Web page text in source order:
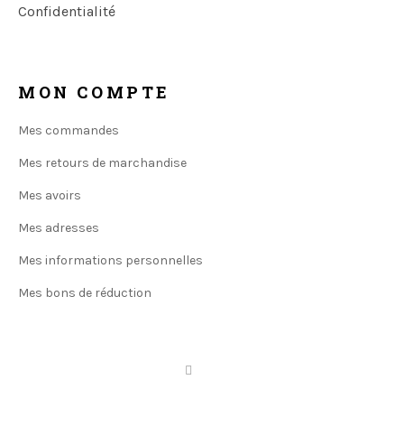
Confidentialité
MON COMPTE
Mes commandes
Mes retours de marchandise
Mes avoirs
Mes adresses
Mes informations personnelles
Mes bons de réduction